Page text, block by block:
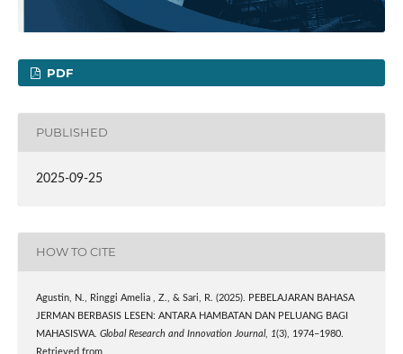
PDF
PUBLISHED
2025-09-25
HOW TO CITE
Agustin, N., Ringgi Amelia , Z., & Sari, R. (2025). PEBELAJARAN BAHASA
JERMAN BERBASIS LESEN: ANTARA HAMBATAN DAN PELUANG BAGI
MAHASISWA. Global Research and Innovation Journal, 1(3), 1974–1980.
Retrieved from